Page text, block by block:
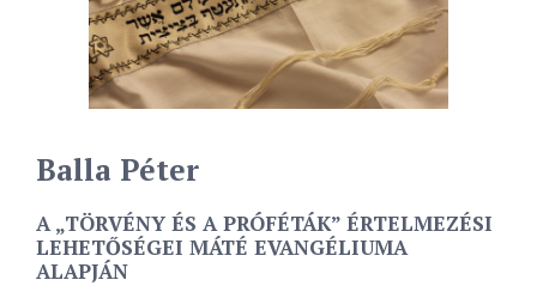
Balla Péter
A „TÖRVÉNY ÉS A PRÓFÉTÁK” ÉRTELMEZÉSI
LEHETŐSÉGEI MÁTÉ EVANGÉLIUMA
ALAPJÁN